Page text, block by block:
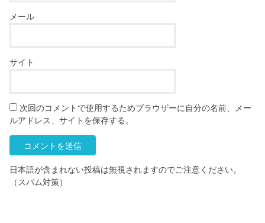
メール
サイト
次回のコメントで使用するためブラウザーに自分の名前、メー
ルアドレス、サイトを保存する。
日本語が含まれない投稿は無視されますのでご注意ください。
（スパム対策）